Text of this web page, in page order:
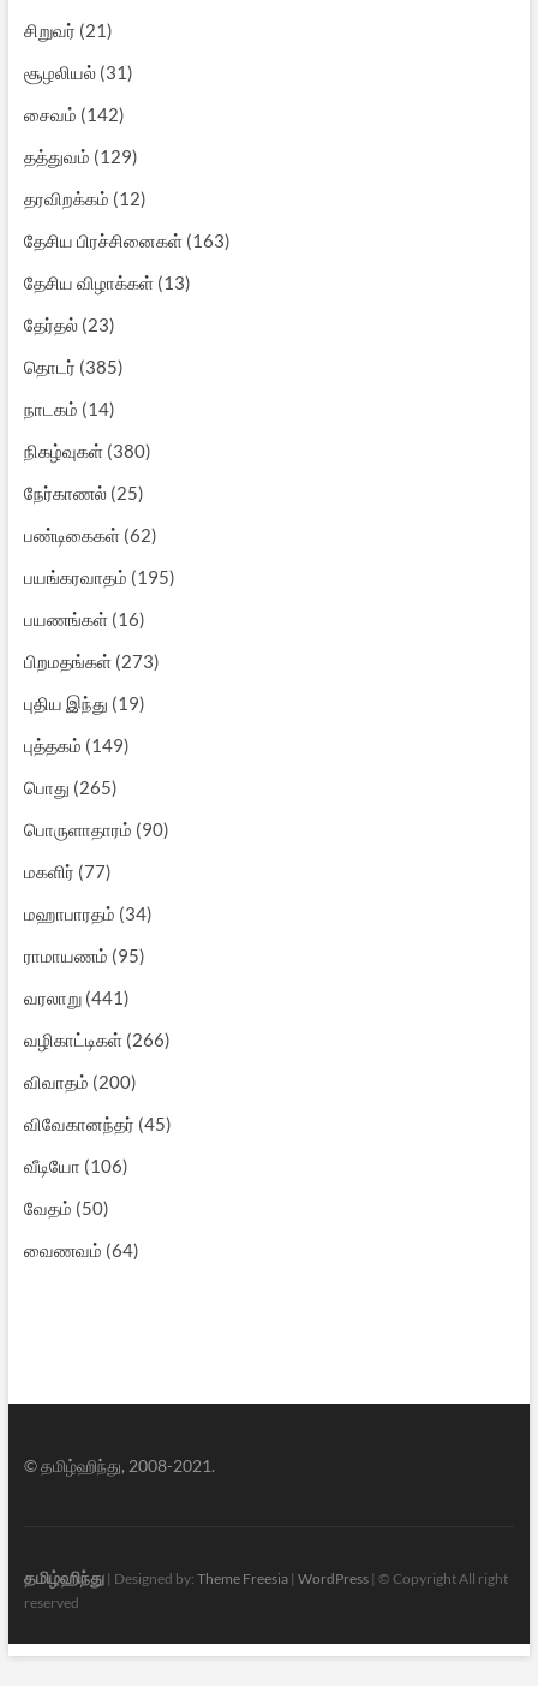
சிறுவர் (21)
சூழலியல்(31)
சைவம் (142)
தத்துவம் (129)
தரவிறக்கம் (12)
தேசிய பிரச்சினைகள்(163)
தேசிய விழாக்கள்(13)
தேர்தல்(23)
தொடர் (385)
நாடகம் (14)
நிகழ்வுகள்(380)
நேர்காணல்(25)
பண்டிகைகள்(62)
பயங்கரவாதம் (195)
பயணங்கள்(16)
பிறமதங்கள்(273)
புதிய இந்து (19)
புத்தகம் (149)
பொது (265)
பொருளாதாரம் (90)
மகளிர் (77)
மஹாபாரதம் (34)
ராமாயணம் (95)
வரலாறு(441)
வழிகாட்டிகள்(266)
விவாதம் (200)
விவேகானந்தர் (45)
வீடியோ (106)
வேதம் (50)
வைணவம் (64)
© தமிழ்ஹிந்து, 2008-2021.
தமிழ்ஹிந்து| Designed by: Theme Freesia| WordPress| © Copyright All right
reserved